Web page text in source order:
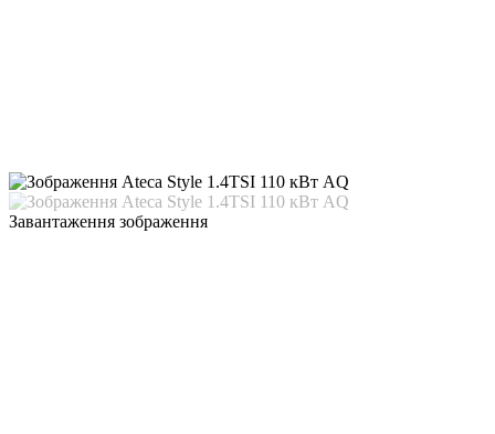
Завантаження зображення